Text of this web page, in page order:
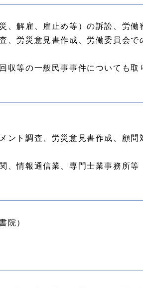
解雇、雇止め等）の訴訟、労
、労災意見書作成、労働委員会
等の一般民事事件についても取
ント調査、労災意見書作成、顧問
、情報通信業、専門士業事務所等
院）